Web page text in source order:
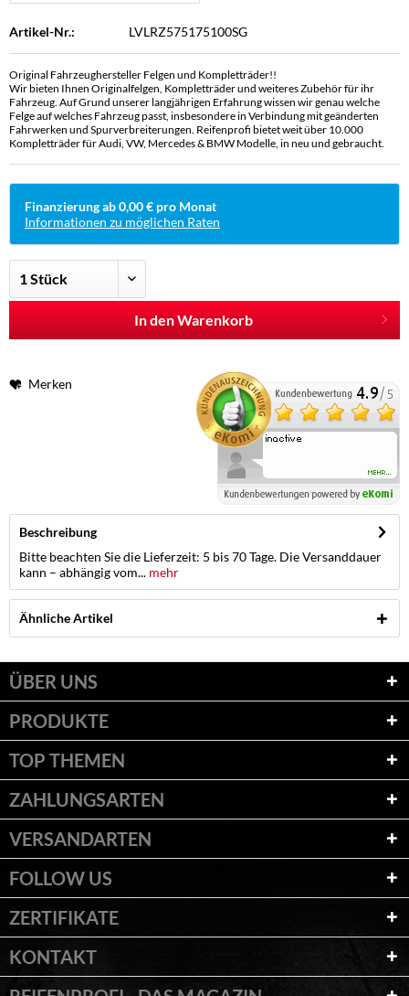
Artikel-Nr.: LVLRZ575175100SG
Original Fahrzeughersteller Felgen und Kompletträder!!
Wir bieten Ihnen Originalfelgen, Kompletträder und weiteres Zubehör für ihr
Fahrzeug. Auf Grund unserer langjährigen Erfahrung wissen wir genau welche
Felge auf welches Fahrzeug passt, insbesondere in Verbindung mit geänderten
Fahrwerken und Spurverbreiterungen. Reifenprofi bietet weit über 10.000
Kompletträder für Audi, VW, Mercedes & BMW Modelle, in neu und gebraucht.
Finanzierung ab 0,00 € pro Monat
Informationen zu möglichen Raten
In den Warenkorb
Merken
Beschreibung
Bitte beachten Sie die Lieferzeit: 5 bis 70 Tage. Die Versanddauer
kann – abhängig vom... mehr
Ähnliche Artikel
ÜBER UNS
PRODUKTE
TOP THEMEN
ZAHLUNGSARTEN
VERSANDARTEN
FOLLOW US
ZERTIFIKATE
KONTAKT